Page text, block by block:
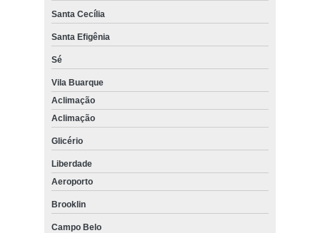
Santa Cecília
Santa Efigênia
Sé
Vila Buarque
Aclimação
Aclimação
Glicério
Liberdade
Aeroporto
Brooklin
Campo Belo